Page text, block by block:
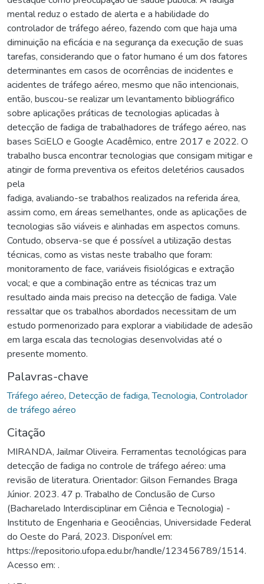
mental reduz o estado de alerta e a habilidade do
controlador de tráfego aéreo, fazendo com que haja uma
diminuição na eficácia e na segurança da execução de suas
tarefas, considerando que o fator humano é um dos fatores
determinantes em casos de ocorrências de incidentes e
acidentes de tráfego aéreo, mesmo que não intencionais,
então, buscou-se realizar um levantamento bibliográfico
sobre aplicações práticas de tecnologias aplicadas à
detecção de fadiga de trabalhadores de tráfego aéreo, nas
bases SciELO e Google Acadêmico, entre 2017 e 2022. O
trabalho busca encontrar tecnologias que consigam mitigar e
atingir de forma preventiva os efeitos deletérios causados
pela
fadiga, avaliando-se trabalhos realizados na referida área,
assim como, em áreas semelhantes, onde as aplicações de
tecnologias são viáveis e alinhadas em aspectos comuns.
Contudo, observa-se que é possível a utilização destas
técnicas, como as vistas neste trabalho que foram:
monitoramento de face, variáveis fisiológicas e extração
vocal; e que a combinação entre as técnicas traz um
resultado ainda mais preciso na detecção de fadiga. Vale
ressaltar que os trabalhos abordados necessitam de um
estudo pormenorizado para explorar a viabilidade de adesão
em larga escala das tecnologias desenvolvidas até o
presente momento.
Palavras-chave
Tráfego aéreo, Detecção de fadiga,Tecnologia, Controlador
de tráfego aéreo
Citação
MIRANDA, Jailmar Oliveira. Ferramentas tecnológicas para
detecção de fadiga no controle de tráfego aéreo: uma
revisão de literatura. Orientador: Gilson Fernandes Braga
Júnior. 2023. 47 p. Trabalho de Conclusão de Curso
(Bacharelado Interdisciplinar em Ciência e Tecnologia) -
Instituto de Engenharia e Geociências, Universidade Federal
do Oeste do Pará, 2023. Disponível em:
https://repositorio.ufopa.edu.br/handle/123456789/1514.
Acesso em: .